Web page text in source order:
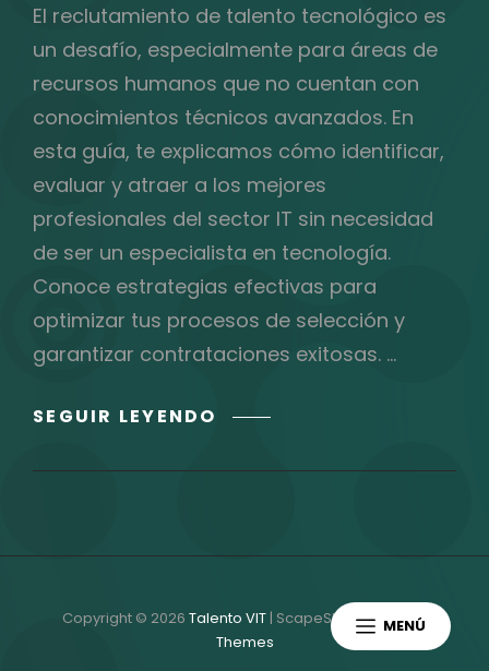
MENÚ
El reclutamiento de talento tecnológico es
un desafío, especialmente para áreas de
recursos humanos que no cuentan con
conocimientos técnicos avanzados. En
esta guía, te explicamos cómo identificar,
evaluar y atraer a los mejores
profesionales del sector IT sin necesidad
de ser un especialista en tecnología.
Conoce estrategias efectivas para
optimizar tus procesos de selección y
garantizar contrataciones exitosas. …
SEGUIR LEYENDO CÓMO
TALENTO
SER
EXPERTO
EN
Copyright © 2026 Talento VIT | ScapeShot PorCatch
Themes